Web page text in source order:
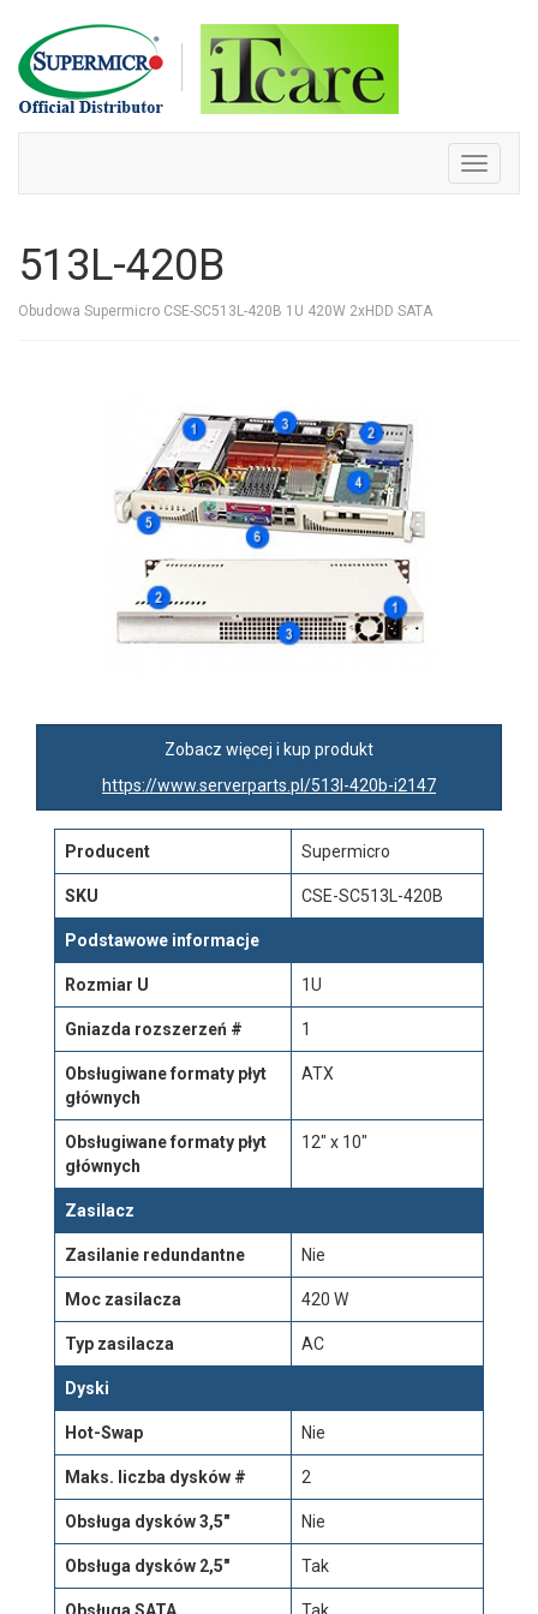
Skip
to
content
Toggle
513L-420B
Obudowa Supermicro CSE-SC513L-420B 1U 420W 2xHDD SATA
Zobacz więcej i kup produkt
https://www.serverparts.pl/513l-420b-i2147
Producent Supermicro
SKU CSE-SC513L-420B
Podstawowe informacje
Rozmiar U 1U
Gniazda rozszerzeń # 1
Obsługiwane formaty płyt
głównych
ATX
Obsługiwane formaty płyt
głównych
12" x 10"
Zasilacz
Zasilanie redundantne Nie
Moc zasilacza 420 W
Typ zasilacza AC
Dyski
Hot-Swap Nie
Maks. liczba dysków # 2
Obsługa dysków 3,5" Nie
Obsługa dysków 2,5" Tak